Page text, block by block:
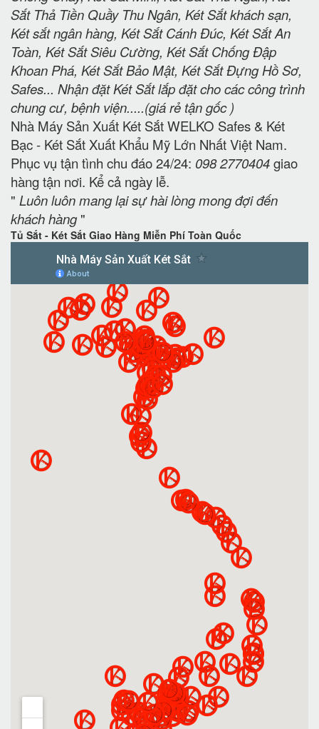
Sắt Thả Tiền Quầy Thu Ngân, Két Sắt khách sạn,
Két sắt ngân hàng, Két Sắt Cánh Đúc, Két Sắt An
Toàn, Két Sắt Siêu Cường, Két Sắt Chống Đập
Khoan Phá, Két Sắt Bảo Mật, Két Sắt Đựng Hồ Sơ,
Safes... Nhận đặt Két Sắt lắp đặt cho các công trình
chung cư, bệnh viện.....(giá rẻ tận gốc )
Nhà Máy Sản Xuất Két Sắt WELKO Safes & Két
Bạc - Két Sắt Xuất Khẩu Mỹ Lớn Nhất Việt Nam.
Phục vụ tận tình chu đáo 24/24: 098 2770404giao
hàng tận nơi. Kể cả ngày lễ.
" Luôn luôn mang lại sự hài lòng mong đợi đến
khách hàng"
Tủ Sắt - Két Sắt Giao Hàng Miễn Phí Toàn Quốc